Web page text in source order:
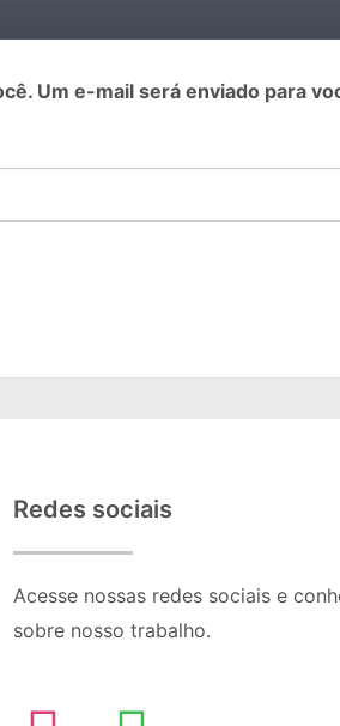
Um e-mail será enviado para
Redes sociais
Acesse nossas redes sociais e
sobre nosso trabalho.